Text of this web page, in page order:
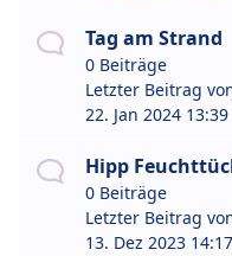
Tag am Strand
0 Beiträge
Letzter Beitrag
22. Jan 2024 13:39
Hipp
0 Beiträge
Letzter Beitrag
13. Dez 2023 14:17